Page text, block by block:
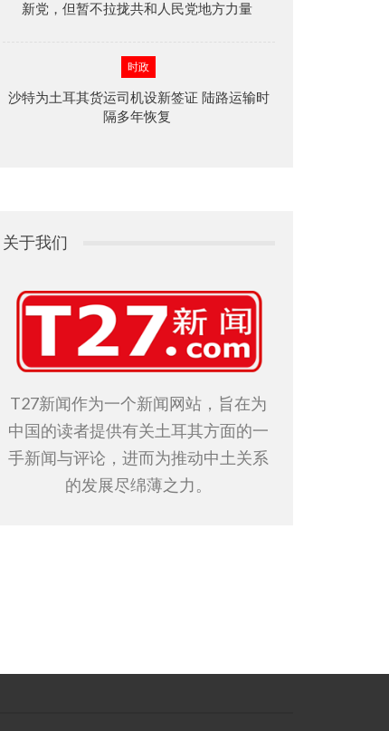
新党，但暂不拉拢共和人民党地方力量
时政
沙特为土耳其货运司机设新签证 陆路运输时
隔多年恢复
关于我们
T27新闻作为一个新闻网站，旨在为
中国的读者提供有关土耳其方面的一
手新闻与评论，进而为推动中土关系
的发展尽绵薄之力。